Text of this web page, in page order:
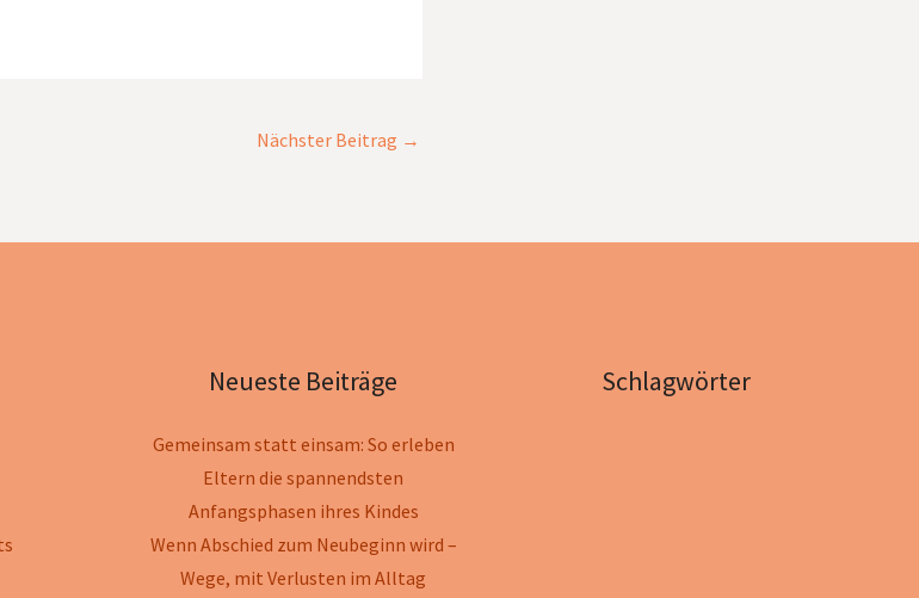
Nächster Beitrag →
Neueste Beiträge
Gemeinsam statt einsam: So erleben
Eltern die spannendsten
Anfangsphasen ihres Kindes
Wenn Abschied zum Neubeginn wird –
Wege, mit Verlusten im Alltag
Schlagwörter